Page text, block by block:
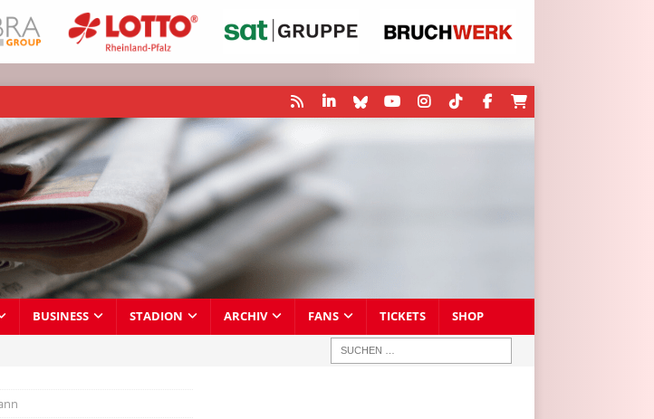
BUSINESS STADION ARCHIV FANS TICKETS SHOP